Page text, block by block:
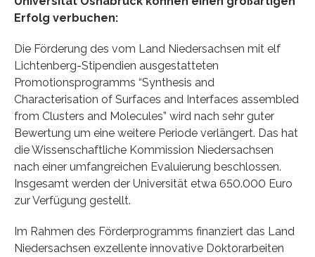
Erfolg verbuchen:
Die Förderung des vom Land Niedersachsen mit elf
Lichtenberg-Stipendien ausgestatteten
Promotionsprogramms “Synthesis and
Characterisation of Surfaces and Interfaces assembled
from Clusters and Molecules” wird nach sehr guter
Bewertung um eine weitere Periode verlängert. Das hat
die Wissenschaftliche Kommission Niedersachsen
nach einer umfangreichen Evaluierung beschlossen.
Insgesamt werden der Universität etwa 650.000 Euro
zur Verfügung gestellt.
Im Rahmen des Förderprogramms finanziert das Land
Niedersachsen exzellente innovative Doktorarbeiten